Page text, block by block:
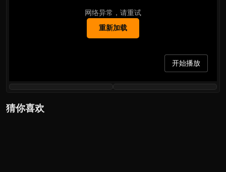
网络异常，请重试
重新加载
开始播放
猜你喜欢